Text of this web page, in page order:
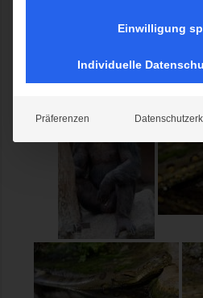
Einwilligung
Individuelle
Präferenzen